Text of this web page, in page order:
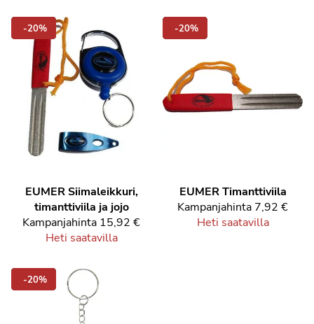
-20%
EUMER Siimaleikkuri,
timanttiviila ja jojo
Kampanjahinta 15,92 €
Heti saatavilla
-20%
EUMER Timanttiviila
Kampanjahinta 7,92 €
Heti saatavilla
-20%